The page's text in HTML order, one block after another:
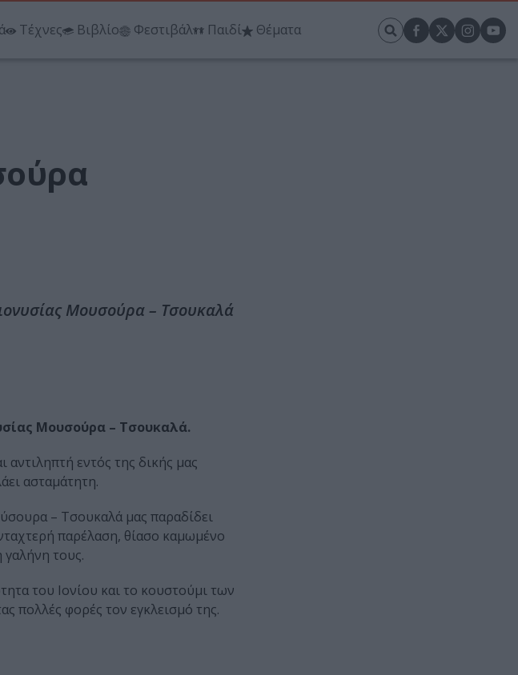
Τέχνες Βιβλίο Φεστιβάλ Παιδί Θέματα
Μουσούρα – Τσουκαλά
Μουσούρα – Τσουκαλά.
αντιληπτή εντός της δικής μας
ασταμάτητη.
– Τσουκαλά μας παραδίδει
παρέλαση, θίασο καμωμένο
τους.
του Ιονίου και το κουστούμι των
πολλές φορές τον εγκλεισμό της.